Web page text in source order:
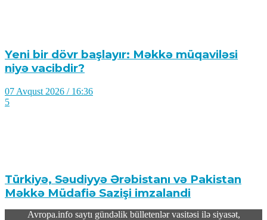
Yeni bir dövr başlayır: Məkkə müqaviləsi
niyə vacibdir?
07 Avqust 2026 / 16:36
5
Türkiyə, Səudiyyə Ərəbistanı və Pakistan
Məkkə Müdafiə Sazişi imzalandi
07 Avqust 2026 / 16:20
Avropa.info saytı gündəlik bülletenlər vasitəsi ilə siyasət,